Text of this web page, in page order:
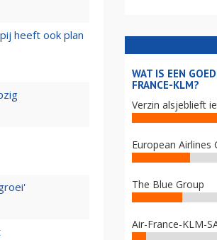
heeft ook plan
WAT IS EEN
FRANCE-KLM?
Verzin alsjeblieft
European Airlines
The Blue Group
Air-France-KLM-